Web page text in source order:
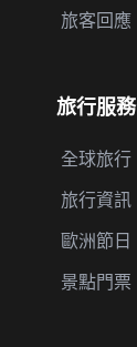
旅客回應
旅行服務
全球旅行
旅行資訊
歐洲節日
景點門票